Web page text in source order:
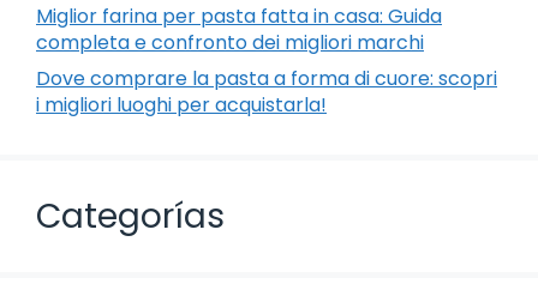
Miglior farina per pasta fatta in casa: Guida
completa e confronto dei migliori marchi
Dove comprare la pasta a forma di cuore: scopri
i migliori luoghi per acquistarla!
Categorías